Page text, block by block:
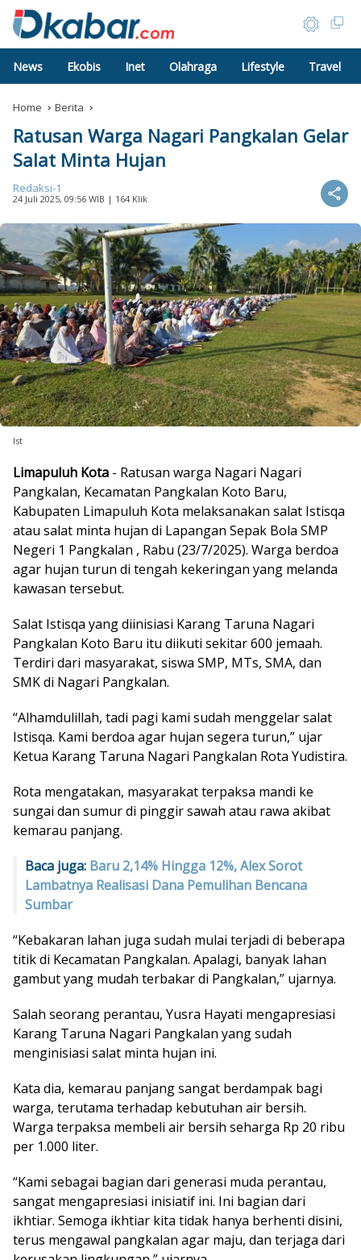
News Ekobis Inet Olahraga Lifestyle Travel
Home Berita
Ratusan Warga Nagari Pangkalan Gelar
Salat Minta Hujan
Redaksi-1
24 Juli 2025, 09:56 WIB | 164 Klik
Ist
Limapuluh Kota - Ratusan warga Nagari Nagari
Pangkalan, Kecamatan Pangkalan Koto Baru,
Kabupaten Limapuluh Kota melaksanakan salat Istisqa
atau salat minta hujan di Lapangan Sepak Bola SMP
Negeri 1 Pangkalan , Rabu (23/7/2025). Warga berdoa
agar hujan turun di tengah kekeringan yang melanda
kawasan tersebut.
Salat Istisqa yang diinisiasi Karang Taruna Nagari
Pangkalan Koto Baru itu diikuti sekitar 600 jemaah.
Terdiri dari masyarakat, siswa SMP, MTs, SMA, dan
SMK di Nagari Pangkalan.
“Alhamdulillah, tadi pagi kami sudah menggelar salat
Istisqa. Kami berdoa agar hujan segera turun,” ujar
Ketua Karang Taruna Nagari Pangkalan Rota Yudistira.
Rota mengatakan, masyarakat terpaksa mandi ke
sungai dan sumur di pinggir sawah atau rawa akibat
kemarau panjang.
Baca juga: Baru 2,14% Hingga 12%, Alex Sorot
Lambatnya Realisasi Dana Pemulihan Bencana
Sumbar
“Kebakaran lahan juga sudah mulai terjadi di beberapa
titik di Kecamatan Pangkalan. Apalagi, banyak lahan
gambut yang mudah terbakar di Pangkalan,” ujarnya.
Salah seorang perantau, Yusra Hayati mengapresiasi
Karang Taruna Nagari Pangkalan yang sudah
menginisiasi salat minta hujan ini.
Kata dia, kemarau panjang sangat berdampak bagi
warga, terutama terhadap kebutuhan air bersih.
Warga terpaksa membeli air bersih seharga Rp 20 ribu
per 1.000 liter.
“Kami sebagai bagian dari generasi muda perantau,
sangat mengapresiasi inisiatif ini. Ini bagian dari
ikhtiar. Semoga ikhtiar kita tidak hanya berhenti disini,
terus mengawal pangkalan agar maju, dan terjaga dari